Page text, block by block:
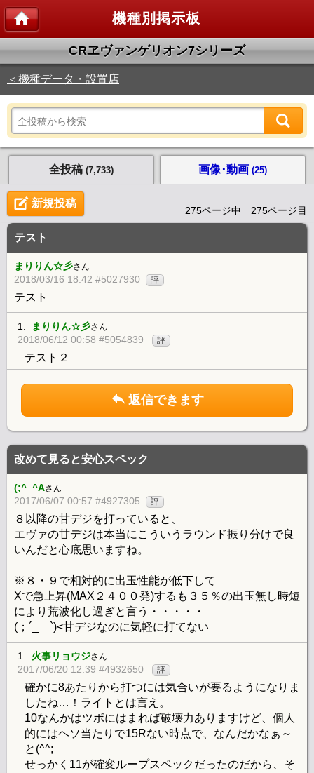
機種別掲示板
CRヱヴァンゲリオン7シリーズ
＜機種データ・設置店
全投稿 (7,733) 画像･動画 (25)
新規投稿
275ページ中 275ページ目
テスト
まりりん☆彡さん
2018/03/16 18:42 #5027930 評
テスト
1. まりりん☆彡さん
2018/06/12 00:58 #5054839 評
テスト２
返信できます
改めて見ると安心スペック
(;^_^Aさん
2017/06/07 00:57 #4927305 評
８以降の甘デジを打っていると、
エヴァの甘デジは本当にこういうラウンド振り分けで良
いんだと心底思いますね。
※８・９で相対的に出玉性能が低下して
Xで急上昇(MAX２４００発)するも３５％の出玉無し時短
により荒波化し過ぎと言う・・・・・
(；´_ゝ`)<甘デジなのに気軽に打てない
1. 火事リョウジさん
2017/06/20 12:39 #4932650 評
確かに8あたりから打つには気合いが要るようになりま
したね…！ライトとは言え。
10なんかはツボにはまれば破壊力ありますけど、個人
的にはヘソ当たりで15Rない時点で、なんだかなぁ～
と(^^;
せっかく11が確変ループスペックだったのだから、そ